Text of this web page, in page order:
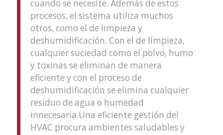
cuando se necesite. Además de estos
procesos, el sistema utiliza muchos
otros, como el de limpieza y
deshumidificación. Con el de limpieza,
cualquier suciedad como el polvo, humo
y toxinas se eliminan de manera
eficiente y con el proceso de
deshumidificación se elimina cualquier
residuo de agua o humedad
innecesaria.Una eficiente gestión del
HVAC procura ambientes saludables y